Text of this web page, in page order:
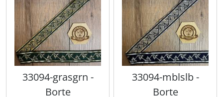
33094-grasgrn -
Borte
33094-mblslb -
Borte